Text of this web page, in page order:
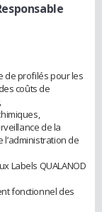
de profilés pour les
coûts de
de la
de
Labels QUALANOD
fonctionnel des